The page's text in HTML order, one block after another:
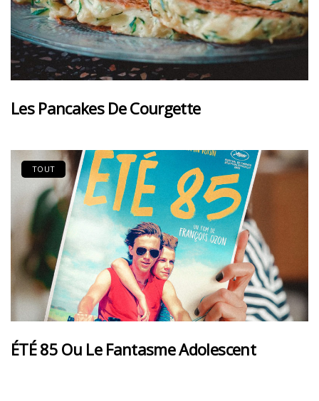
Les Pancakes De Courgette
TOUT
ÉTÉ 85 Ou Le Fantasme Adolescent